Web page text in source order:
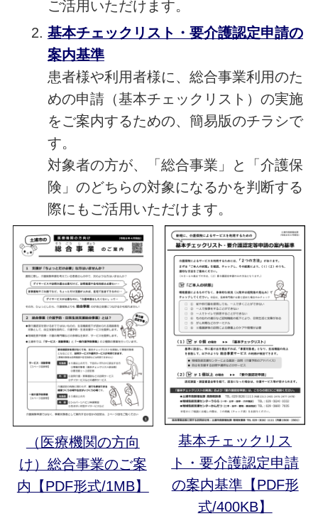
ご活用いただけます。
基本チェックリスト・要介護認定申請の
案内基準
患者様や利用者様に、総合事業利用のた
めの申請（基本チェックリスト）の実施
をご案内するための、簡易版のチラシで
す。
対象者の方が、「総合事業」と「介護保
険」のどちらの対象になるかを判断する
際にもご活用いただけます。
（医療機関の方向
け）総合事業のご案
内【PDF形式/1MB】
基本チェックリス
ト・要介護認定申請
の案内基準【PDF形
式/400KB】